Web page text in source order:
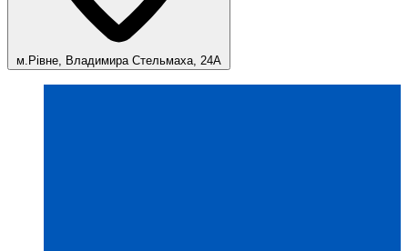
м.Рівне, Владимира Стельмаха, 24А